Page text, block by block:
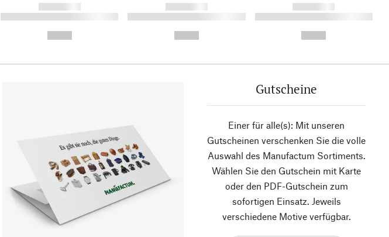
------------
----------- ----------- ----------
------------
----------- ----------- ----------
------------
----------- ----------- ----------
Gutscheine
Einer für alle(s): Mit unseren
Gutscheinen verschenken Sie die volle
Auswahl des Manufactum Sortiments.
Wählen Sie den Gutschein mit Karte
oder den PDF-Gutschein zum
sofortigen Einsatz. Jeweils
verschiedene Motive verfügbar.